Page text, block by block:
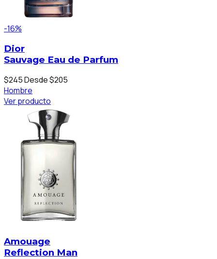
-16%
Dior
Sauvage Eau de Parfum
$245Desde $205
Hombre
Ver producto
Amouage
Reflection Man